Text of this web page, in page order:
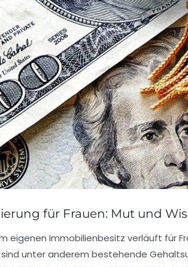
für Frauen: Mut und
eigenen Immobilienbesitz verläuft für
unter anderem bestehende